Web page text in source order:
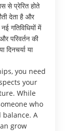
से प्रेरित होते
देता है और
गतिविधियों में
परिवर्तन की
या
you need
your
While
who
A
grow